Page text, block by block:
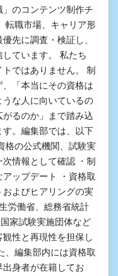
のコンテンツ制作チ
転職市場、キャリア形
先に調査・検証し、
ています。 私たち
ではありません。 制
「本当にその資格は
な人に向いているの
るのか」まで踏み込
。編集部では、以下
格の公式機関、試験実
情報として確認 ・制
ップデート ・資格取
よびヒアリングの実
労働省、総務省統計
家試験実施団体など
性と再現性を担保し
、編集部内には資格取
身者が在籍してお